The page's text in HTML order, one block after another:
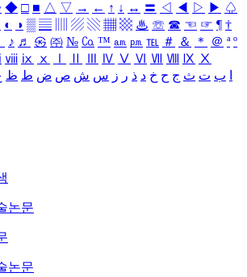
◆ □ ■ △ ▽ → ← ↑ ↓ ↔ 〓 ◁ ◀ ▷ ▶ ♤
◐ ◑ ▒ ▤ ▨ ▧ ▦ ▩ ♨ ☏ ☎ ☜ ☞ ¶ †
♪ ♬ ㉿ ㈜ № ㏇ ™ ㏂ ㏘ ℡ ＃ ＆ ＊ ＠ ª º
ⅷ ⅸ ⅹ Ⅳ Ⅴ Ⅵ Ⅶ Ⅷ Ⅸ Ⅹ
ب ت ث ج ح خ د ذ ر ز س ش ص ض ط ظ
논문
논문